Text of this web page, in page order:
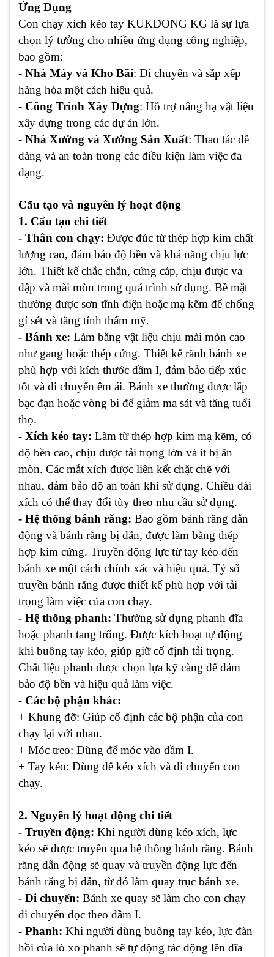
Ứng Dụng
Con chạy xích kéo tay KUKDONG KG là sự lựa
chọn lý tưởng cho nhiều ứng dụng công nghiệp,
bao gồm:
- Nhà Máy và Kho Bãi: Di chuyển và sắp xếp
hàng hóa một cách hiệu quả.
- Công Trình Xây Dựng: Hỗ trợ nâng hạ vật liệu
xây dựng trong các dự án lớn.
- Nhà Xưởng và Xưởng Sản Xuất: Thao tác dễ
dàng và an toàn trong các điều kiện làm việc đa
dạng.
Cấu tạo và nguyên lý hoạt động
1. Cấu tạo chi tiết
- Thân con chạy: Được đúc từ thép hợp kim chất
lượng cao, đảm bảo độ bền và khả năng chịu lực
lớn. Thiết kế chắc chắn, cứng cáp, chịu được va
đập và mài mòn trong quá trình sử dụng. Bề mặt
thường được sơn tĩnh điện hoặc mạ kẽm để chống
gỉ sét và tăng tính thẩm mỹ.
- Bánh xe: Làm bằng vật liệu chịu mài mòn cao
như gang hoặc thép cứng. Thiết kế rãnh bánh xe
phù hợp với kích thước dầm I, đảm bảo tiếp xúc
tốt và di chuyển êm ái. Bánh xe thường được lắp
bạc đạn hoặc vòng bi để giảm ma sát và tăng tuổi
thọ.
- Xích kéo tay: Làm từ thép hợp kim mạ kẽm, có
độ bền cao, chịu được tải trọng lớn và ít bị ăn
mòn. Các mắt xích được liên kết chặt chẽ với
nhau, đảm bảo độ an toàn khi sử dụng. Chiều dài
xích có thể thay đổi tùy theo nhu cầu sử dụng.
- Hệ thống bánh răng: Bao gồm bánh răng dẫn
động và bánh răng bị dẫn, được làm bằng thép
hợp kim cứng. Truyền động lực từ tay kéo đến
bánh xe một cách chính xác và hiệu quả. Tỷ số
truyền bánh răng được thiết kế phù hợp với tải
trọng làm việc của con chạy.
- Hệ thống phanh: Thường sử dụng phanh đĩa
hoặc phanh tang trống. Được kích hoạt tự động
khi buông tay kéo, giúp giữ cố định tải trọng.
Chất liệu phanh được chọn lựa kỹ càng để đảm
bảo độ bền và hiệu quả làm việc.
- Các bộ phận khác:
+ Khung đỡ: Giúp cố định các bộ phận của con
chạy lại với nhau.
+ Móc treo: Dùng để móc vào dầm I.
+ Tay kéo: Dùng để kéo xích và di chuyển con
chạy.
2. Nguyên lý hoạt động chi tiết
- Truyền động: Khi người dùng kéo xích, lực
kéo sẽ được truyền qua hệ thống bánh răng. Bánh
răng dẫn động sẽ quay và truyền động lực đến
bánh răng bị dẫn, từ đó làm quay trục bánh xe.
- Di chuyển: Bánh xe quay sẽ làm cho con chạy
di chuyển dọc theo dầm I.
- Phanh: Khi người dùng buông tay kéo, lực đàn
hồi của lò xo phanh sẽ tự động tác động lên đĩa